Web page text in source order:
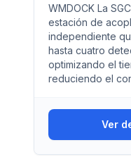
WMDOCK La
estación de
independiente
hasta cuatro
optimizando el
reduciendo el
Ver